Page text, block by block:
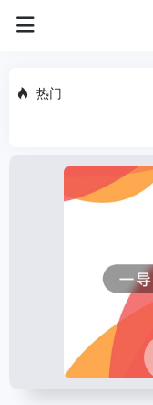
热门